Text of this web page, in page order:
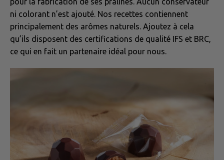
ni colorant n’est ajouté. Nos recettes contiennent
principalement des arômes naturels. Ajoutez à cela
qu’ils disposent des certifications de qualité IFS et BRC,
ce qui en fait un partenaire idéal pour nous.